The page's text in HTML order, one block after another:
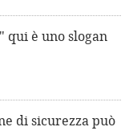
qui è uno slogan
di sicurezza può